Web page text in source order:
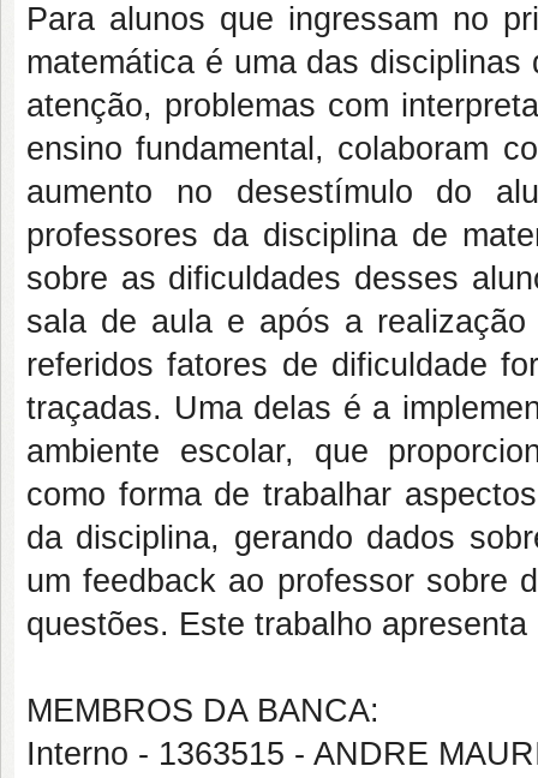
Para alunos que ingressam no
matemática é uma das
atenção, problemas com
ensino fundamental, colaboram
aumento no desestímulo do
professores da disciplina de
sobre as dificuldades desses
sala de aula e após a
referidos fatores de dificuldade
traçadas. Uma delas é a
ambiente escolar, que
como forma de trabalhar
da disciplina, gerando dados
um feedback ao professor sobre
questões. Este trabalho
MEMBROS DA BANCA:
Interno - 1363515 - ANDRE